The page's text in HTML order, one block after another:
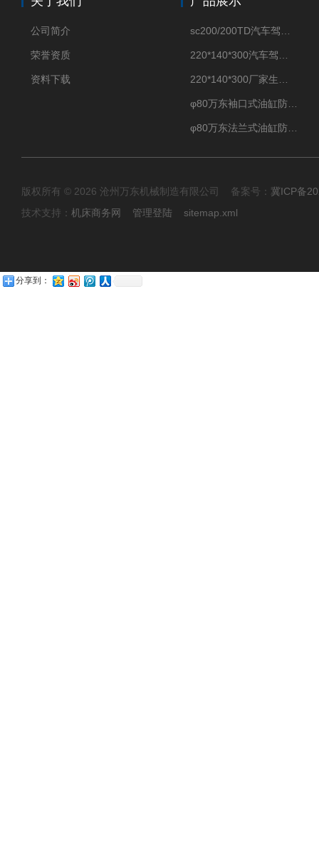
公司简介
荣誉资质
资料下载
版权所有 © 2026 沧州万东机械制造有限公司 备案号： 冀ICP备
技术支持： 机床商务网 管理登陆 sitemap.xml
分享到：